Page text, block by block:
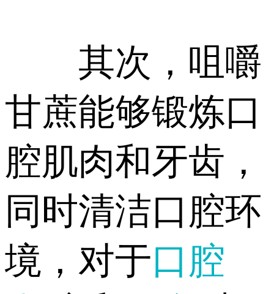
其次，咀嚼
甘蔗能够锻炼口
腔肌肉和牙齿，
同时清洁口腔环
境，对于口腔